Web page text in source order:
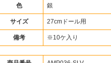
色 銀
サイズ 27cmドール用
備考 ※10ケ入り